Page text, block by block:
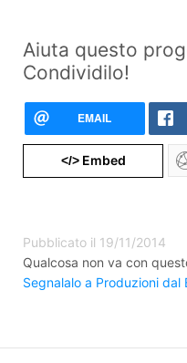
Aiuta questo
Condividilo!
EMAIL
</>Embed
Pubblicato il 19/11/2014
Qualcosa non va con
Segnalalo a Produzioni dal